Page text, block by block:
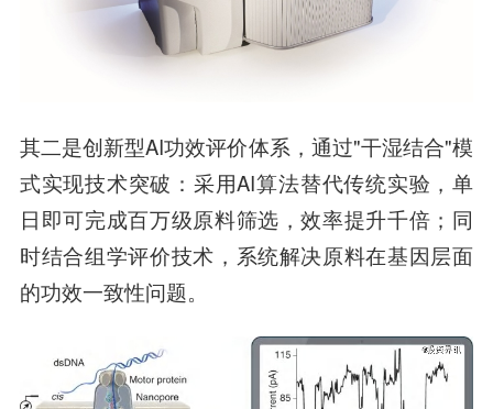
其二是创新型AI功效评价体系，通过"干湿结合"模
式实现技术突破：采用AI算法替代传统实验，单
日即可完成百万级原料筛选，效率提升千倍；同
时结合组学评价技术，系统解决原料在基因层面
的功效一致性问题。